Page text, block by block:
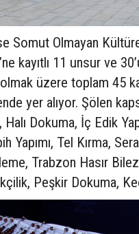
Somut Olmayan
kayıtlı 11 unsur ve
üzere toplam 45
yer alıyor. Şölen
Dokuma, İç Edik
Yapımı, Tel Kırma,
Trabzon Hasır
Peşkir Dokuma,